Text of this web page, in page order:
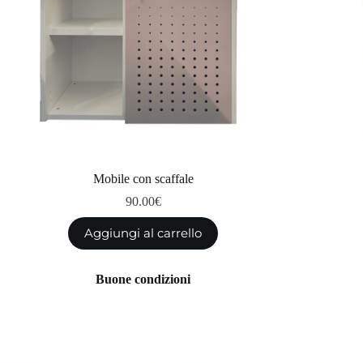
Mobile con scaffale
90.00€
Aggiungi al carrello
Buone condizioni